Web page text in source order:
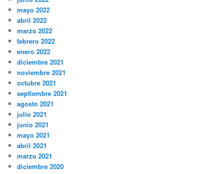
mayo 2022
abril 2022
marzo 2022
febrero 2022
enero 2022
diciembre 2021
noviembre 2021
octubre 2021
septiembre 2021
agosto 2021
julio 2021
junio 2021
mayo 2021
abril 2021
marzo 2021
diciembre 2020